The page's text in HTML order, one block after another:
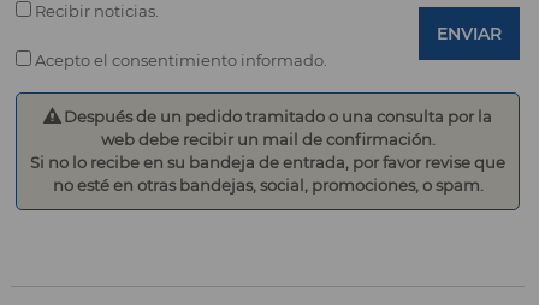
Recibir noticias.
Acepto el consentimiento informado.
ENVIAR
Después de un pedido tramitado o una consulta por la
web debe recibir un mail de confirmación.
Si no lo recibe en su bandeja de entrada, por favor revise que
no esté en otras bandejas, social, promociones, o spam.